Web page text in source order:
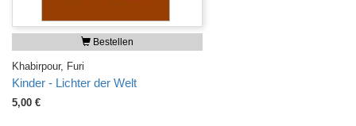
Bestellen
Khabirpour, Furi
Kinder - Lichter der Welt
5,00 €